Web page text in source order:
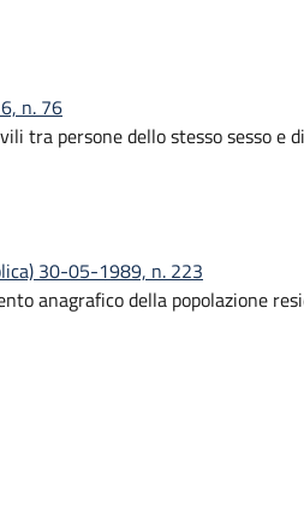
n. 76
tra persone dello stesso sesso e
30-05-1989, n. 223
anagrafico della popolazione